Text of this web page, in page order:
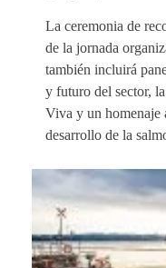
La ceremonia de
de la jornada
también incluirá
y futuro del sector,
Viva y un homenaje
desarrollo de la